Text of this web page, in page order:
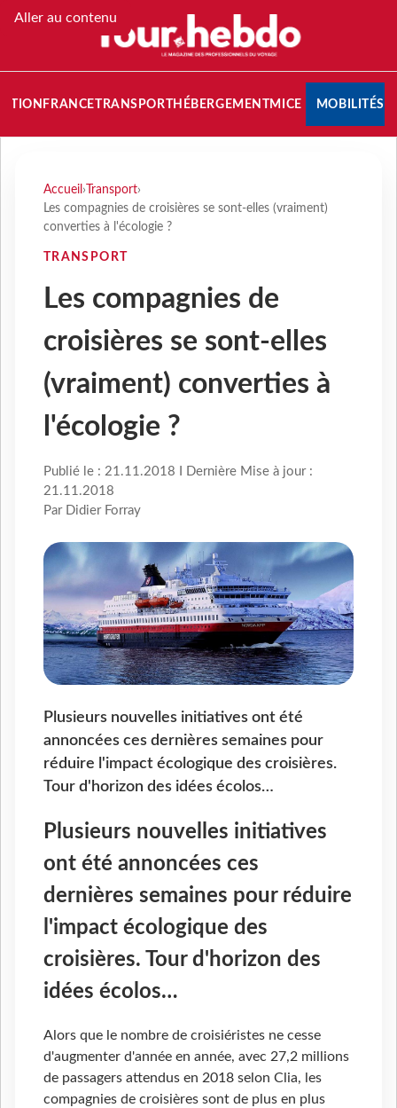
Aller au contenu
FRANCETRANSPORT HÉBERGEMENTMICE MOBILITÉS
Accueil › Transport›
Les compagnies de croisières se sont-elles (vraiment)
converties à l'écologie ?
TRANSPORT
Les compagnies de
croisières se sont-elles
(vraiment) converties à
l'écologie ?
Publié le : 21.11.2018 I Dernière Mise à jour :
21.11.2018
Par Didier Forray
Plusieurs nouvelles initiatives ont été
annoncées ces dernières semaines pour
réduire l'impact écologique des croisières.
Tour d'horizon des idées écolos…
Plusieurs nouvelles initiatives
ont été annoncées ces
dernières semaines pour réduire
l'impact écologique des
croisières. Tour d'horizon des
idées écolos…
Alors que le nombre de croisiéristes ne cesse
d'augmenter d'année en année, avec 27,2 millions
de passagers attendus en 2018 selon Clia, les
compagnies de croisières sont de plus en plus